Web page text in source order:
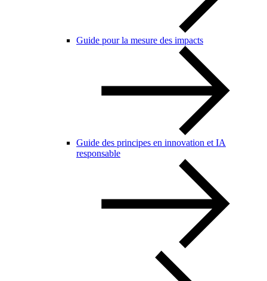
Guide pour la mesure des impacts
Guide des principes en innovation et IA
responsable